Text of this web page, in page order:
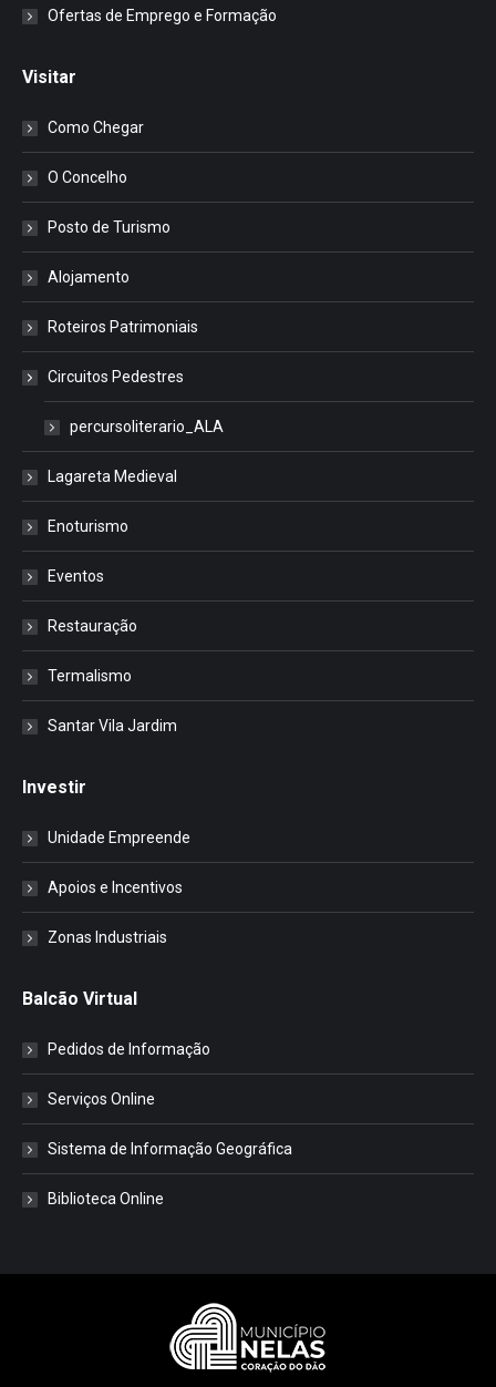
Ofertas de Emprego e Formação
Visitar
Como Chegar
O Concelho
Posto de Turismo
Alojamento
Roteiros Patrimoniais
Circuitos Pedestres
percursoliterario_ALA
Lagareta Medieval
Enoturismo
Eventos
Restauração
Termalismo
Santar Vila Jardim
Investir
Unidade Empreende
Apoios e Incentivos
Zonas Industriais
Balcão Virtual
Pedidos de Informação
Serviços Online
Sistema de Informação Geográfica
Biblioteca Online